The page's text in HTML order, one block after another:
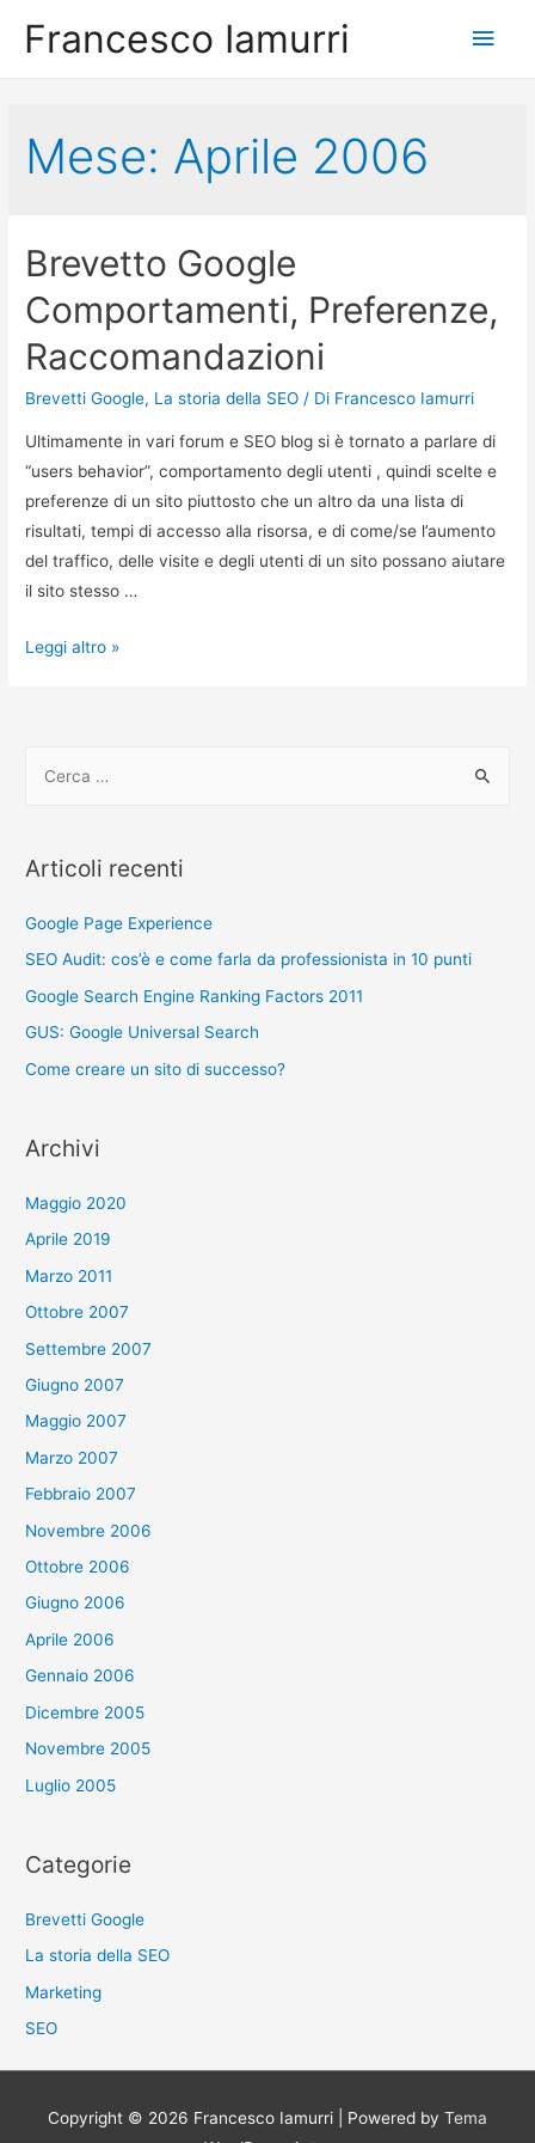
Francesco Iamurri
Mese: Aprile 2006
Brevetto Google
Comportamenti, Preferenze,
Raccomandazioni
Brevetti Google, La storia della SEO / Di Francesco Iamurri
Ultimamente in vari forum e SEO blog si è tornato a parlare di
“users behavior”, comportamento degli utenti , quindi scelte e
preferenze di un sito piuttosto che un altro da una lista di
risultati, tempi di accesso alla risorsa, e di come/se l’aumento
del traffico, delle visite e degli utenti di un sito possano aiutare
il sito stesso …
Brevetto
Leggi altro »
e
c
a
p
Articoli recenti
Google Page Experience
SEO Audit: cos’è e come farla da professionista in 10 punti
Google Search Engine Ranking Factors 2011
GUS: Google Universal Search
Come creare un sito di successo?
Archivi
Maggio 2020
Aprile 2019
Marzo 2011
Ottobre 2007
Settembre 2007
Giugno 2007
Maggio 2007
Marzo 2007
Febbraio 2007
Novembre 2006
Ottobre 2006
Giugno 2006
Aprile 2006
Gennaio 2006
Dicembre 2005
Novembre 2005
Luglio 2005
Categorie
Brevetti Google
La storia della SEO
Marketing
SEO
Copyright © 2026 Francesco Iamurri | Powered by Tema